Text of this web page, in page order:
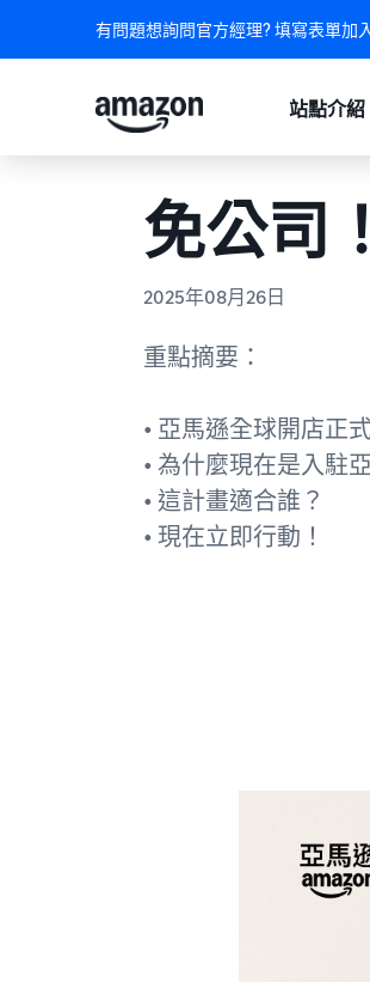
有問題想詢問官方經理? 填寫表單加
站點介紹
免公司
2025年08月26日
重點摘要：
• 亞馬遜全球開店正
• 為什麼現在是入駐
• 這計畫適合誰？
• 現在立即行動！